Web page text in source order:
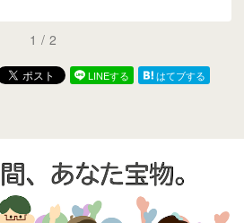
1 / 2
LINEする
はてブする